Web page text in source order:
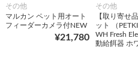
その他
マルカン ペット用オート
フィーダーカメラ付NEW
¥21,780
その他
【取り寄せ
ット （
WH Fresh
動給餌器 ホ